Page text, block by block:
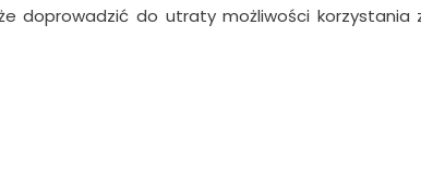
doprowadzić do utraty możliwości korzystania